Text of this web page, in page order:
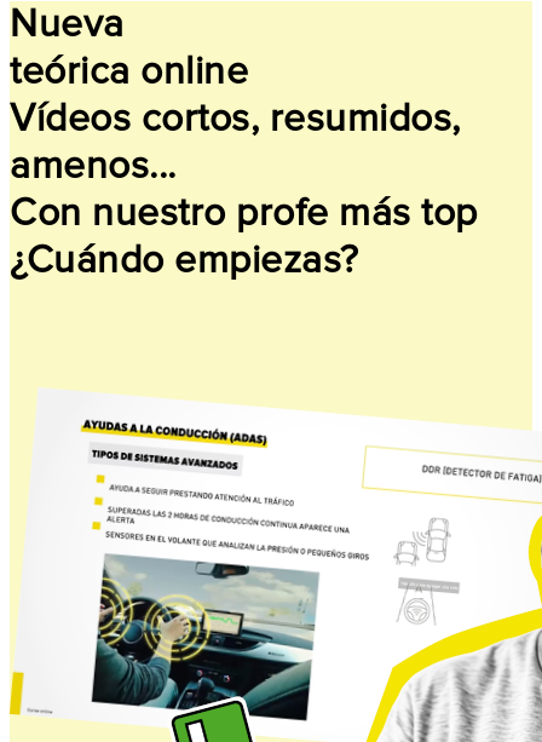
Nueva
teórica online
Vídeos cortos, resumidos,
amenos...
Con nuestro profe más top
¿Cuándo empiezas?